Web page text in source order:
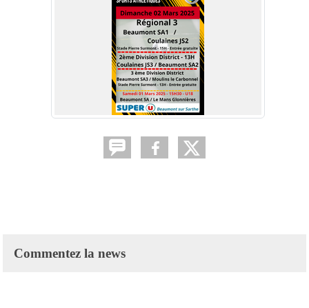
Commentez la news